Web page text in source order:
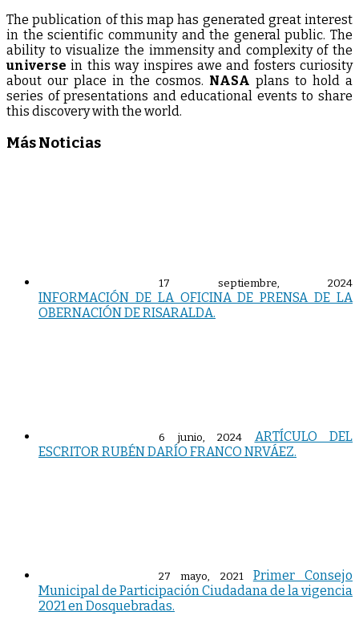
The publication of this map has generated great interest
in the scientific community and the general public. The
ability to visualize the immensity and complexity of the
universe in this way inspires awe and fosters curiosity
about our place in the cosmos. NASA plans to hold a
series of presentations and educational events to share
this discovery with the world.
Más Noticias
17 septiembre, 2024
INFORMACIÓN DE LA OFICINA DE PRENSA DE LA
OBERNACIÓN DE RISARALDA.
6 junio, 2024
ARTÍCULO DEL
ESCRITOR RUBÉN DARÍO FRANCO NRVÁEZ.
27 mayo, 2021
Primer Consejo
Municipal de Participación Ciudadana de la vigencia
2021 en Dosquebradas.